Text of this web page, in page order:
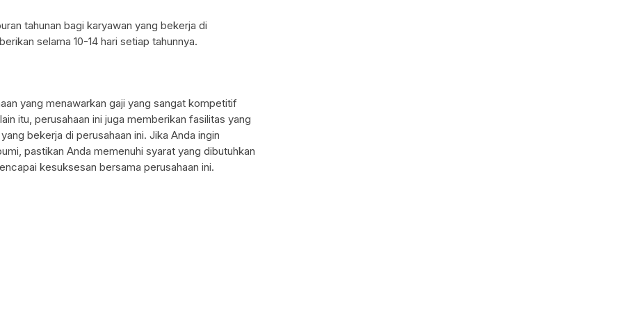
tahunan bagi karyawan yang bekerja di
selama 10-14 hari setiap tahunnya.
yang menawarkan gaji yang sangat kompetitif
itu, perusahaan ini juga memberikan fasilitas yang
bekerja di perusahaan ini. Jika Anda ingin
pastikan Anda memenuhi syarat yang dibutuhkan
kesuksesan bersama perusahaan ini.